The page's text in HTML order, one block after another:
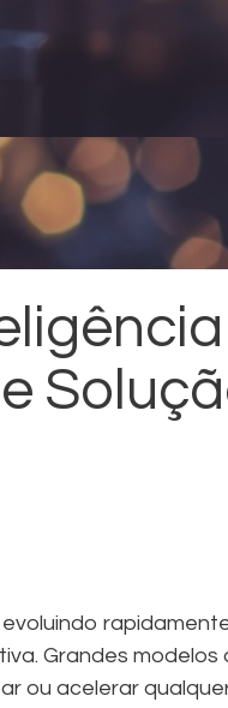
Grandes modelos
ou acelerar